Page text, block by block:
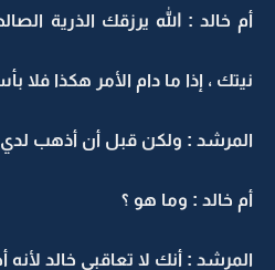
أم خالد : الله يرزقك الذرية
نيتك ، إذا ما دام الأمر هكذا فلا
المرشد : ولكن قبل أن أذهب
أم خالد : وما هو ؟
المرشد : أنك لا تعاقبي خالد لأنه